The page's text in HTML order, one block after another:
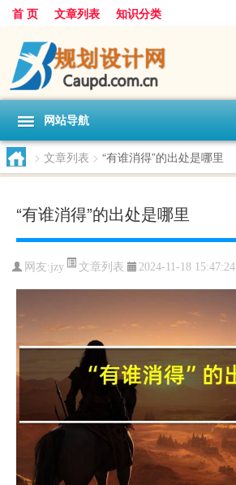
首 页 文章列表 知识分类
网站导航
> 文章列表 > “有谁消得”的出处是哪里
“有谁消得”的出处是哪里
网友:jzy 文章列表 2024-11-18 15:47:24